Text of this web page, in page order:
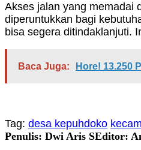
Akses jalan yang memadai
diperuntukkan bagi
bisa segera ditindaklanjuti.
Baca Juga: Hore! 13.250
Tag: desa kepuhdoko
Penulis: Dwi Aris SEditor: